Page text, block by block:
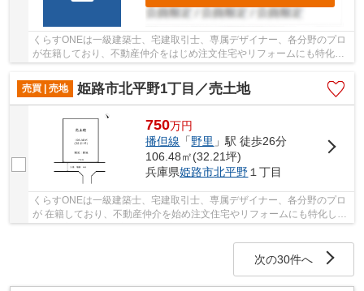
くらすONEは一級建築士、宅建取引士、専属デザイナー、各分野のプロ
が在籍しており、不動産仲介をはじめ注文住宅やリフォームにも特化し
売買 | 売地
姫路市北平野1丁目／売土地
750万円
播但線 「野里 」駅 徒歩26分
106.48㎡(32.21坪)
兵庫県姫路市北平野１丁目
くらすONEは一級建築士、宅建取引士、専属デザイナー、各分野のプロ
が 在籍しており、不動産仲介を始め注文住宅やリフォームにも特化して
次の30件へ